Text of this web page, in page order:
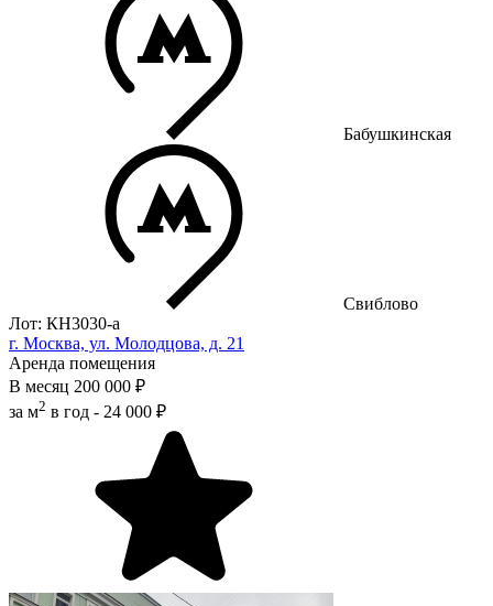
Бабушкинская
Свиблово
Лот: КН3030-a
г. Москва, ул. Молодцова, д. 21
Аренда помещения
В месяц 200 000 ₽
за м2 в год - 24 000 ₽